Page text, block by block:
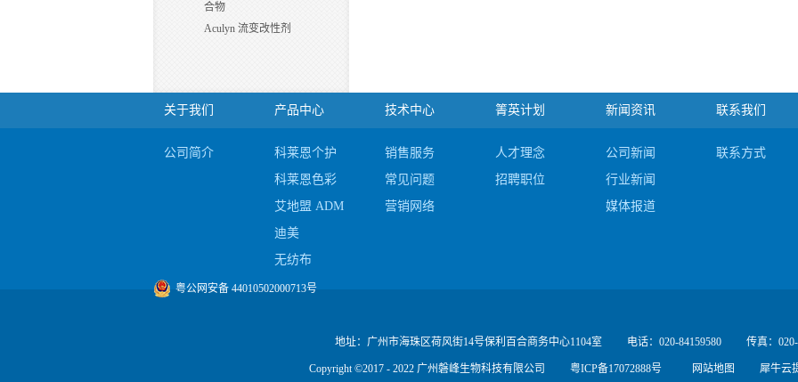
合物
Aculyn 流变改性剂
关于我们
公司简介
产品中心
科莱恩个护
科莱恩色彩
艾地盟 ADM
迪美
无纺布
陶氏
技术中心
销售服务
常见问题
营销网络
箐英计划
人才理念
招聘职位
新闻资讯
公司新闻
行业新闻
媒体报道
联系我们
联系方式
Copyright ©2017 - 2022 广州磐峰生物科技有限公司 粤ICP备17072888号 网站地图 犀牛云
地址：广州市海珠区荷风街14号保利百合商务中心1104室 电话：020-84159580 传真：
粤公网安备 44010502000713号